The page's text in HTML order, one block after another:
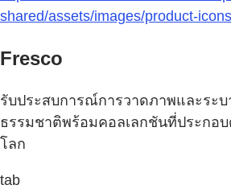
shared/assets/images/product-
Fresco
รับประสบการณ์การวาดภาพและระบ
ธรรมชาติพร้อมคอลเลกชันที่ประกอ
โลก
tab